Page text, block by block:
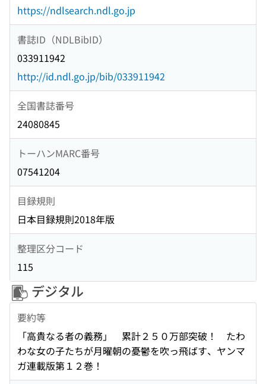
https://ndlsearch.ndl.go.jp
書誌ID（NDLBibID）
033911942
http://id.ndl.go.jp/bib/033911942
全国書誌番号
24080845
トーハンMARC番号
07541204
目録規則
日本目録規則2018年版
整理区分コード
115
デジタル
要約等
「高貴なる者の義務」 累計２５０万部突破！ たわ
わな女の子たちが月曜朝の憂鬱を吹っ飛ばす、ヤンマ
ガ連載版第１２巻！